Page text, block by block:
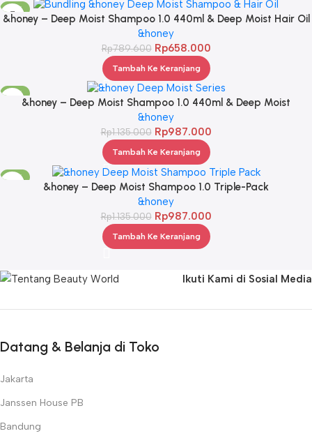
-17%
&honey – Deep Moist Shampoo 1.0 440ml & Deep Moist Hair Oil
3.0 100ml
&honey
Rp789.600 Rp658.000
Tambah Ke Keranjang
-13%
&honey – Deep Moist Shampoo 1.0 440ml & Deep Moist
Treatment 2.0 445Gr & Deep Moist Hair Oil 3.0 100ml
&honey
Rp1.135.000 Rp987.000
Tambah Ke Keranjang
-13%
&honey – Deep Moist Shampoo 1.0 Triple-Pack
&honey
Rp1.135.000 Rp987.000
Tambah Ke Keranjang
Ikuti Kami di Sosial Media
Datang & Belanja di Toko
Jakarta
Janssen House PB
Bandung